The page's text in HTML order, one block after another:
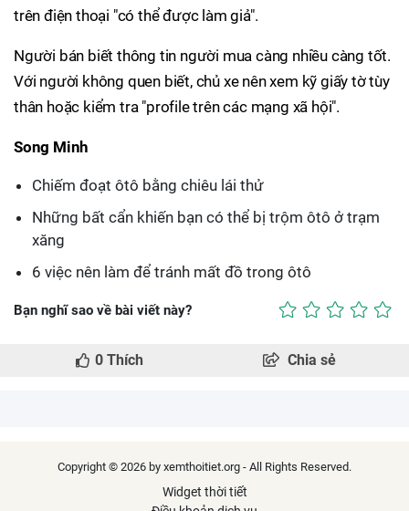
trên điện thoại "có thể được làm giả".
Người bán biết thông tin người mua càng nhiều càng tốt.
Với người không quen biết, chủ xe nên xem kỹ giấy tờ tùy
thân hoặc kiểm tra "profile trên các mạng xã hội".
Song Minh
Chiếm đoạt ôtô bằng chiêu lái thử
Những bất cẩn khiến bạn có thể bị trộm ôtô ở trạm
xăng
6 việc nên làm để tránh mất đồ trong ôtô
Bạn nghĩ sao về bài viết này?
0 Thích Chia sẻ
Copyright © 2026 by xemthoitiet.org - All Rights Reserved.
Widget thời tiết